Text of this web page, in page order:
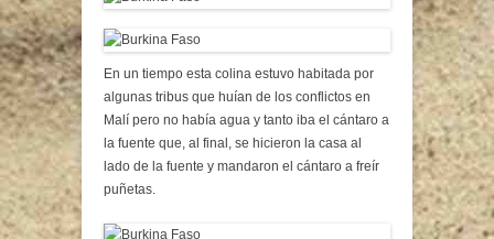
En un tiempo esta colina estuvo habitada por
algunas tribus que huían de los conflictos en
Malí pero no había agua y tanto iba el cántaro a
la fuente que, al final, se hicieron la casa al
lado de la fuente y mandaron el cántaro a freír
puñetas.